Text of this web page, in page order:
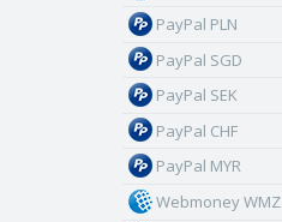
PayPal PLN
PayPal SGD
PayPal SEK
PayPal CHF
PayPal MYR
Webmoney WMZ